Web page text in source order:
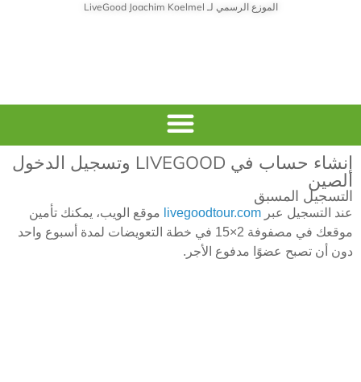
الموزع الرسمي لـ LiveGood Joachim Koelmel
إنشاء حساب في LIVEGOOD وتسجيل الدخول
الصين
التسجيل المسبق
عند التسجيل عبر livegoodtour.com موقع الويب، يمكنك تأمين
موقعك في مصفوفة 2×15 في خطة التعويضات لمدة أسبوع واحد
دون أن تصبح عضوًا مدفوع الأجر.